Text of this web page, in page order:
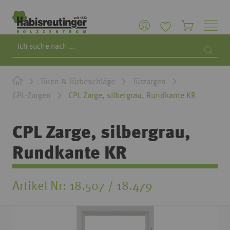
Türen & Türbeschläge
Türzargen
CPL-Zargen
CPL Zarge, silbergrau, Rundkante KR
CPL Zarge, silbergrau,
Rundkante KR
Artikel Nr 18.507 / 18.479